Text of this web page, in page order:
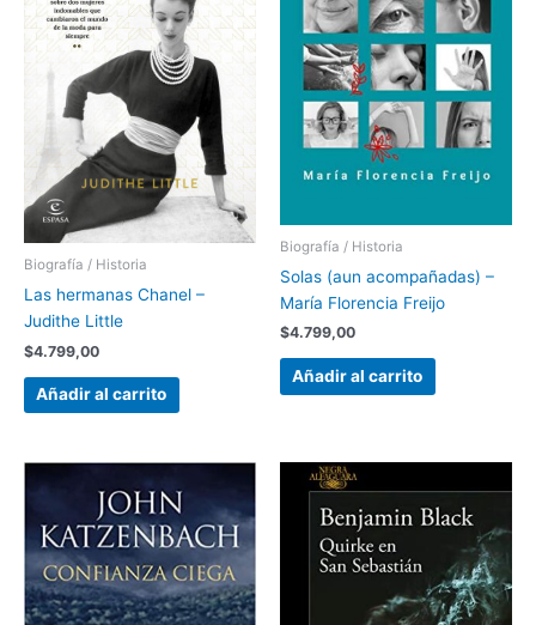
Biografía / Historia
Las hermanas Chanel –
Judithe Little
$4.799,00
Añadir al carrito
Biografía / Historia
Solas (aun acompañadas) –
María Florencia Freijo
$4.799,00
Añadir al carrito